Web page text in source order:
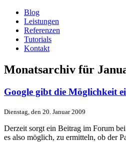
Blog
Leistungen
Referenzen
Tutorials
Kontakt
Monatsarchiv für
Google gibt die Möglichkeit
Dienstag, den 20. Januar 2009
Derzeit sorgt ein Beitrag im Forum
es also möglich, zu ermitteln, ob der